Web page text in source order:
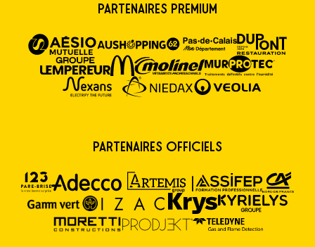
Partenaires premium
Partenaires Officiels